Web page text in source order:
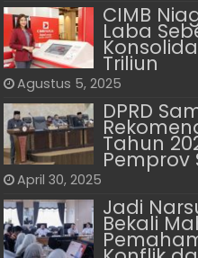
CIMB
Laba
Triliun
Agustus 5, 2025
DPRD
Tahun
Pemprov
April 30, 2025
Jadi
Bekali